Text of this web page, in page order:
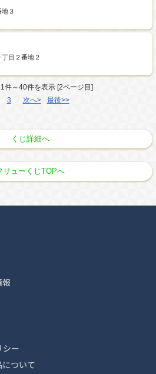
３
目２番地２
件～40件を表示 [2ページ目]
3 次へ> 最後>>
くじ詳細へ
リューくじTOPへ
シー
ついて